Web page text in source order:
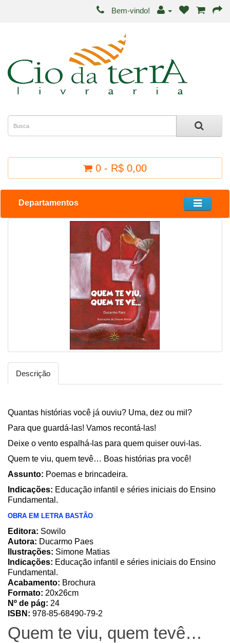
Bem-vindo!
0 - R$ 0,00
Departamentos
Descrição
Quantas histórias você já ouviu? Uma, dez ou mil?
Para que guardá-las! Vamos recontá-las!
Deixe o vento espalhá-las para quem quiser ouvi-las.
Quem te viu, quem tevê… Boas histórias pra você!
Assunto: Poemas e brincadeira.
Indicações: Educação infantil e séries iniciais do Ensino
Fundamental.
OBRA EM LETRA BASTÃO
Editora: Sowilo
Autora: Ducarmo Paes
Ilustrações: Simone Matias
Indicações: Educação infantil e séries iniciais do Ensino
Fundamental.
Acabamento: Brochura
Formato: 20x26cm
Nº de pág: 24
ISBN: 978-85-68490-79-2
Quem te viu, quem tevê…